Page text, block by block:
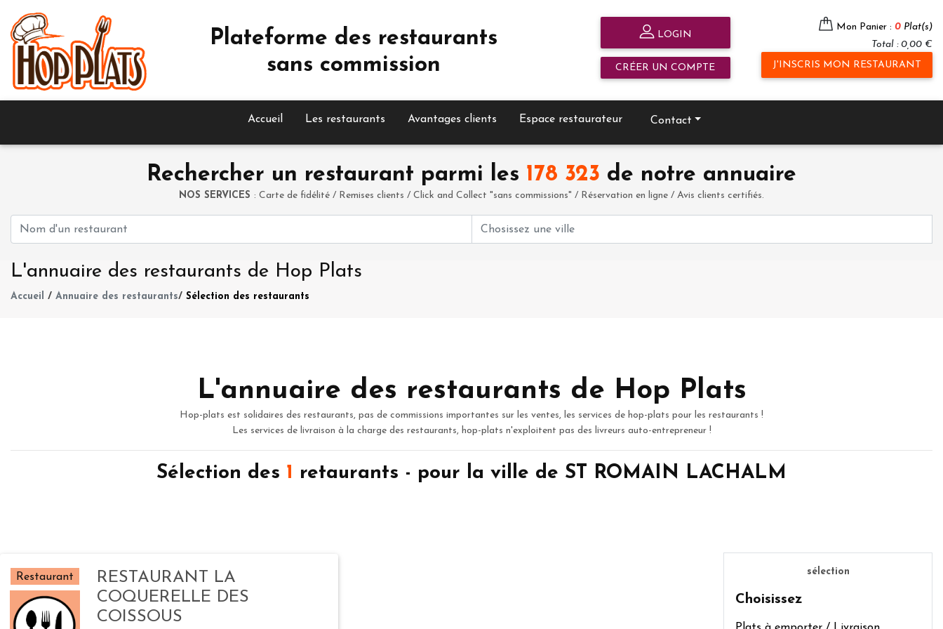
Plateforme des restaurants
sans commission
LOGIN
CRÉER UN COMPTE
Mon Panier : 0 Plat(s)
Total : 0,00 €
J'INSCRIS MON RESTAURANT
Accueil Les restaurants Avantages clients Espace restaurateur Contact
Rechercher un restaurant parmi les 178 323 de notre annuaire
NOS SERVICES : Carte de fidélité / Remises clients / Click and Collect "sans commissions" / Réservation en ligne / Avis clients certifiés.
L'annuaire des restaurants de Hop Plats
Accueil / Annuaire des restaurants/ Sélection des restaurants
L'annuaire des restaurants de Hop Plats
Hop-plats est solidaires des restaurants, pas de commissions importantes sur les ventes, les services de hop-plats pour les restaurants !
Les services de livraison à la charge des restaurants, hop-plats n'exploitent pas des livreurs auto-entrepreneur !
Sélection des 1 retaurants - pour la ville de ST ROMAIN LACHALM
Restaurant
RESTAURANT LA
COQUERELLE DES
COISSOUS
sélection
Choisissez